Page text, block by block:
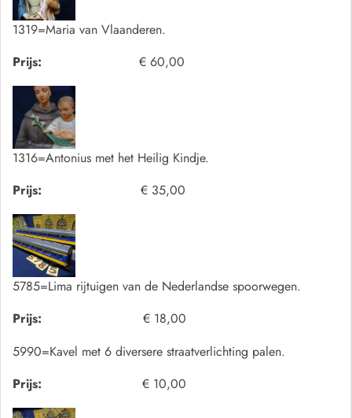
1319=Maria van Vlaanderen.
Prijs:
€ 60,00
1316=Antonius met het Heilig Kindje.
Prijs:
€ 35,00
5785=Lima rijtuigen van de Nederlandse spoorwegen.
Prijs:
€ 18,00
5990=Kavel met 6 diversere straatverlichting palen.
Prijs:
€ 10,00